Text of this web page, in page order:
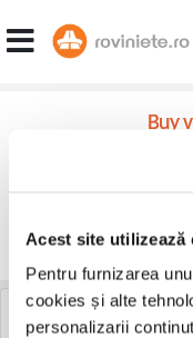
Acest site utilizează
Pentru furnizarea
cookies și alte
personalizarii
Buy